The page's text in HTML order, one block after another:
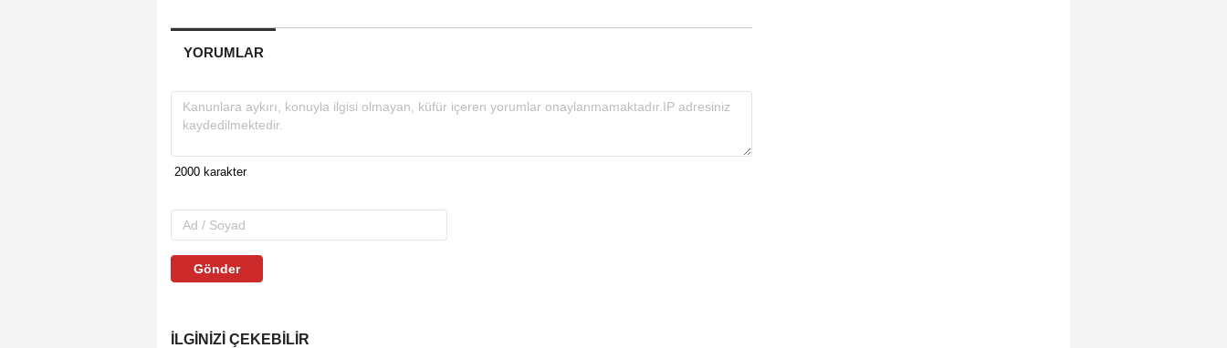
YORUMLAR
Gönder
İLGINIZI ÇEKEBILIR